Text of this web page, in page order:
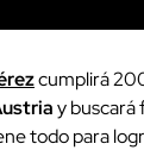
cumplirá
y buscará
todo para